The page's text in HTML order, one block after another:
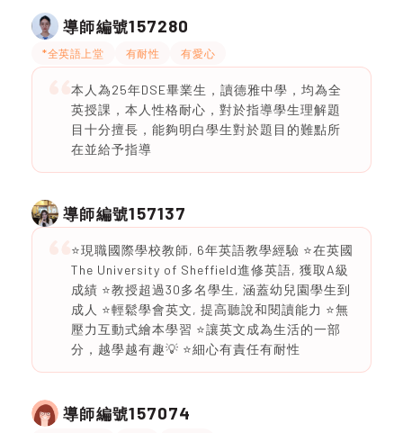
導師編號157280
*全英語上堂 有耐性 有愛心
本人為25年DSE畢業生，讀德雅中學，均為全
英授課，本人性格耐心，對於指導學生理解題
目十分擅長，能夠明白學生對於題目的難點所
在並給予指導
導師編號157137
⭐️現職國際學校教師, 6年英語教學經驗 ⭐️在英國
The University of Sheffield進修英語, 獲取A級
成績 ⭐️教授超過30多名學生, 涵蓋幼兒園學生到
成人 ⭐️輕鬆學會英文, 提高聽說和閱讀能力 ⭐️無
壓力互動式繪本學習 ⭐️讓英文成為生活的一部
分，越學越有趣💡 ⭐️細心有責任有耐性
導師編號157074